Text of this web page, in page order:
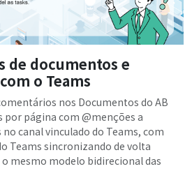
de documentos e
o Teams
nos Documentos do AB
página com @menções a
canal vinculado do Teams, com
Teams sincronizando de volta
mesmo modelo bidirecional das